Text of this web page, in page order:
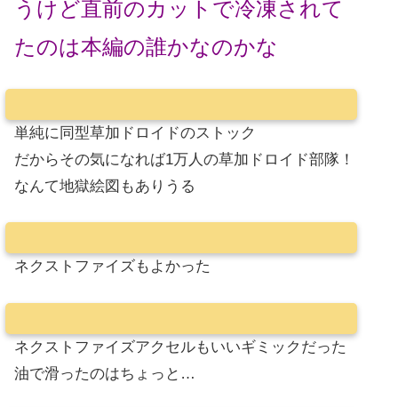
うけど直前のカットで冷凍されて
たのは本編の誰かなのかな
単純に同型草加ドロイドのストック
だからその気になれば1万人の草加ドロイド部隊！
なんて地獄絵図もありうる
ネクストファイズもよかった
ネクストファイズアクセルもいいギミックだった
油で滑ったのはちょっと…